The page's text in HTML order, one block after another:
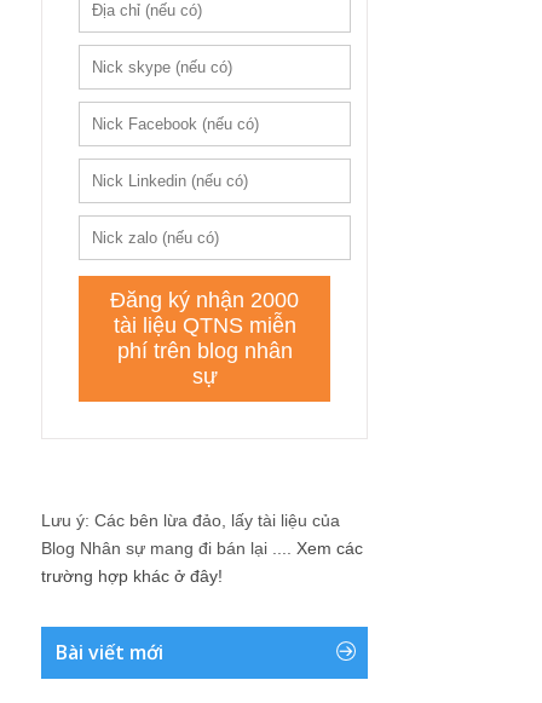
Lưu ý: Các bên lừa đảo, lấy tài liệu của
Blog Nhân sự mang đi bán lại .... Xem các
trường hợp khác ở đây!
Bài viết mới